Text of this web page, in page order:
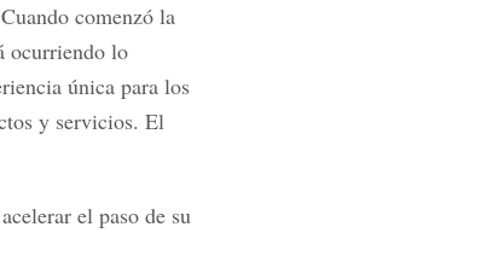
comenzó la
ocurriendo lo
única para los
y servicios. El
el paso de su